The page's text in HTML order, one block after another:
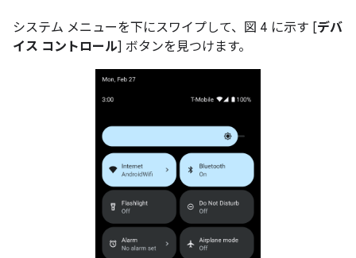
システム メニューを下にスワイプして、図 4 に示す [デバ
イス コントロール] ボタンを見つけます。